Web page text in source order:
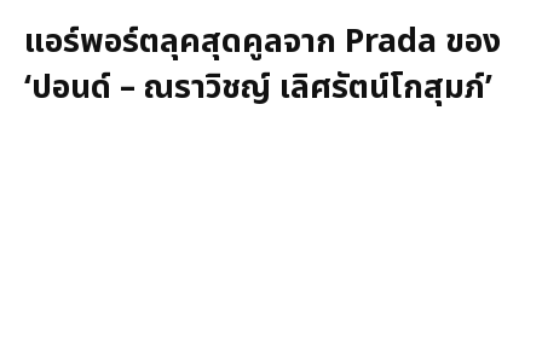
แอร์พอร์ตลุคสุดคูลจาก Prada ของ
‘ปอนด์ – ณราวิชญ์ เลิศรัตน์โกสุมภ์’